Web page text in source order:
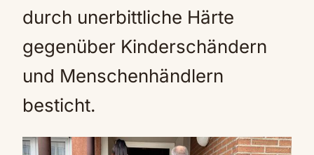
durch unerbittliche Härte
gegenüber Kinderschändern
und Menschenhändlern
besticht.